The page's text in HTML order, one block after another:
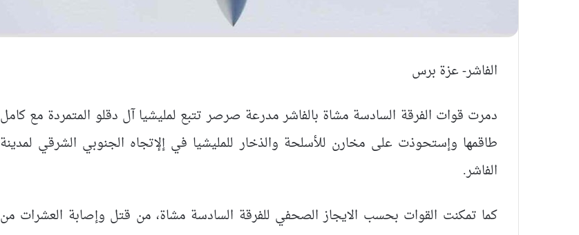
الفاشر- عزة برس
دمرت قوات الفرقة السادسة مشاة بالفاشر مدرعة صرصر تتبع لمليشيا آل دقلو المتمردة مع كامل
طاقمها وإستحوذت على مخارن للأسلحة والذخار للمليشيا في إلإتجاه الجنوبي الشرقي لمدينة
الفاشر.
كما تمكنت القوات بحسب الايجاز الصحفي للفرقة السادسة مشاة، من قتل وإصابة العشرات من